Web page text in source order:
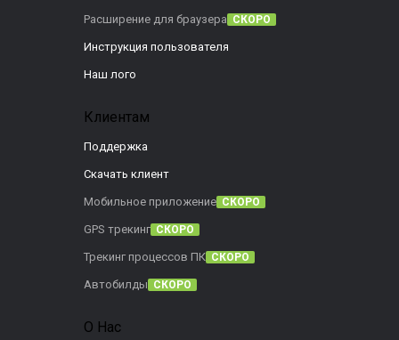
Расширение для браузера СКОРО
Инструкция пользователя
Наш лого
Клиентам
Поддержка
Скачать клиент
Мобильное приложение СКОРО
GPS трекинг СКОРО
Трекинг процессов ПК СКОРО
Автобилды СКОРО
О Нас